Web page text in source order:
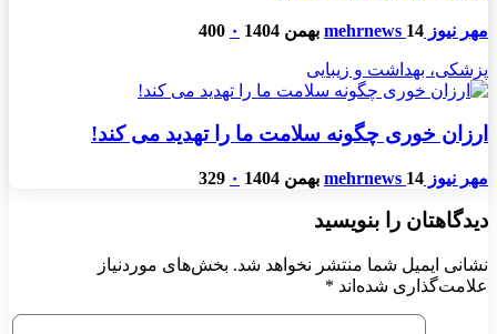
مهر نیوز mehrnews 14 بهمن 1404 ۰ 400
پزشکی، بهداشت و زیبایی
ارزان خوری چگونه سلامت ما را تهدید می کند!
مهر نیوز mehrnews 14 بهمن 1404 ۰ 329
دیدگاهتان را بنویسید
نشانی ایمیل شما منتشر نخواهد شد. بخش‌های موردنیاز
علامت‌گذاری شده‌اند *